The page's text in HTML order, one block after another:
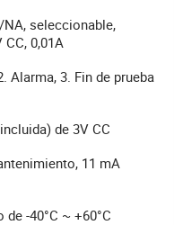
seleccionable,
0,01A
Alarma, 3. Fin de prueba
de 3V CC
11 mA
-40°C ~ +60°C